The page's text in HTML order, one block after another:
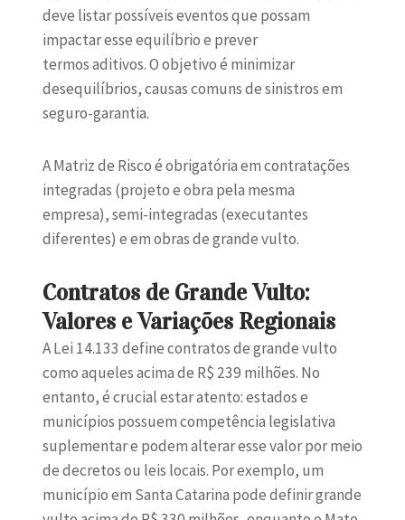
deve listar possíveis eventos que possam
impactar esse equilíbrio e prever
termos aditivos. O objetivo é minimizar
desequilíbrios, causas comuns de sinistros em
seguro-garantia.
A Matriz de Risco é obrigatória em contratações
integradas (projeto e obra pela mesma
empresa), semi-integradas (executantes
diferentes) e em obras de grande vulto.
Contratos de Grande Vulto:
Valores e Variações Regionais
A Lei 14.133 define contratos de grande vulto
como aqueles acima de R$ 239 milhões. No
entanto, é crucial estar atento: estados e
municípios possuem competência legislativa
suplementar e podem alterar esse valor por meio
de decretos ou leis locais. Por exemplo, um
município em Santa Catarina pode definir grande